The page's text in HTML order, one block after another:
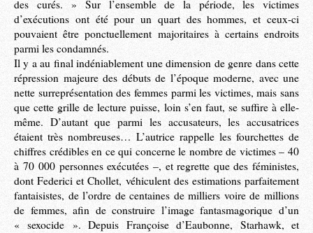
des curés. » Sur l’ensemble de la période, les victimes
d’exécutions ont été pour un quart des hommes, et ceux-ci
pouvaient être ponctuellement majoritaires à certains endroits
parmi les condamnés.
Il y a au final indéniablement une dimension de genre dans cette
répression majeure des débuts de l’époque moderne, avec une
nette surreprésentation des femmes parmi les victimes, mais sans
que cette grille de lecture puisse, loin s’en faut, se suffire à elle-
même. D’autant que parmi les accusateurs, les accusatrices
étaient très nombreuses… L’autrice rappelle les fourchettes de
chiffres crédibles en ce qui concerne le nombre de victimes – 40
à 70 000 personnes exécutées –, et regrette que des féministes,
dont Federici et Chollet, véhiculent des estimations parfaitement
fantaisistes, de l’ordre de centaines de milliers voire de millions
de femmes, afin de construire l’image fantasmagorique d’un
« sexocide ». Depuis Françoise d’Eaubonne, Starhawk, et